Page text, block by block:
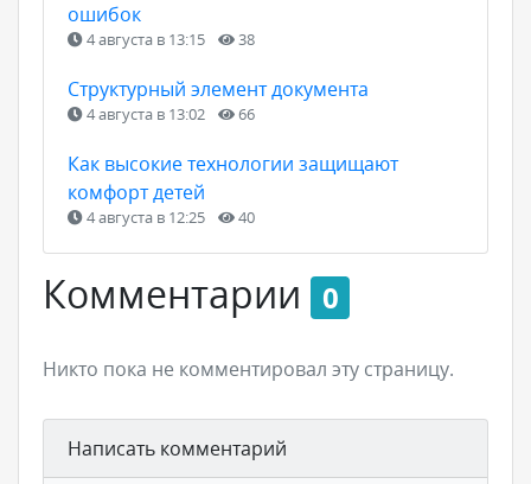
ошибок
4 августа в 13:15 38
Структурный элемент документа
4 августа в 13:02 66
Как высокие технологии защищают
комфорт детей
4 августа в 12:25 40
Комментарии 0
Никто пока не комментировал эту страницу.
Написать комментарий